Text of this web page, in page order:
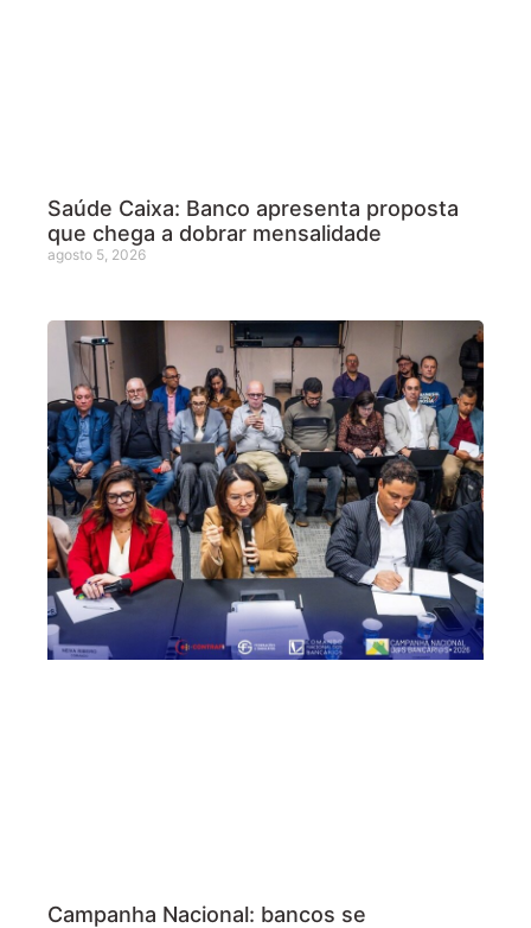
Saúde Caixa: Banco apresenta proposta
que chega a dobrar mensalidade
agosto 5, 2026
Campanha Nacional: bancos se